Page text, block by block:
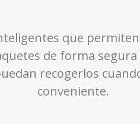
que
de forma
recogerlos
conveniente.